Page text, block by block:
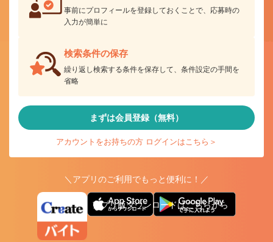
事前にプロフィールを登録しておくことで、応募時の
入力が簡単に
検索条件の保存
繰り返し検索する条件を保存して、条件設定の手間を
省略
まずは会員登録（無料）
アカウントをお持ちの方 ログインはこちら＞
＼アプリのご利用でもっと便利に！／
アプリ版ダウンロードはこちらから